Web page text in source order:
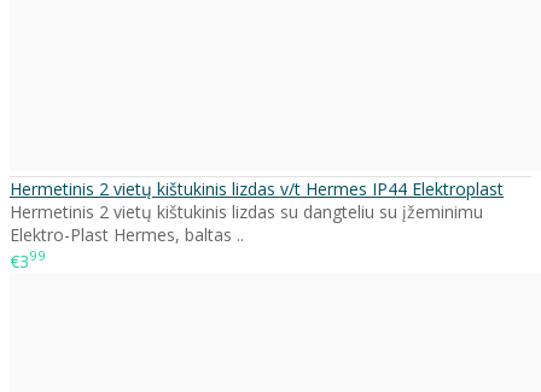
Hermetinis 2 vietų kištukinis lizdas v/t Hermes IP44 Elektroplast
Hermetinis 2 vietų kištukinis lizdas su dangteliu su įžeminimu
Elektro-Plast Hermes, baltas ..
€399